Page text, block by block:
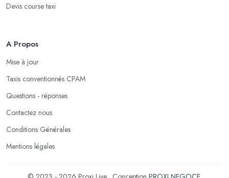
Devis course taxi
A Propos
Mise à jour
Taxis conventionnés CPAM
Questions - réponses
Contactez nous
Conditions Générales
Mentions légales